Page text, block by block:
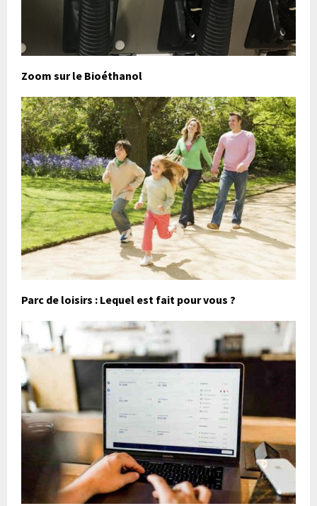
Zoom sur le Bioéthanol
Parc de loisirs : Lequel est fait pour vous ?